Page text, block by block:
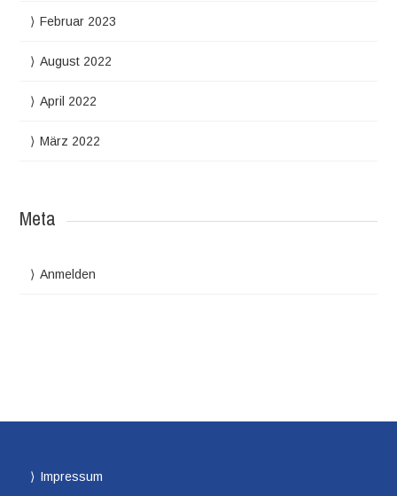
Februar 2023
August 2022
April 2022
März 2022
Meta
Anmelden
Impressum